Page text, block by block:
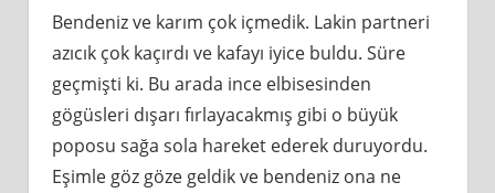
Bendeniz ve karım çok içmedik. Lakin partneri
azıcık çok kaçırdı ve kafayı iyice buldu. Süre
geçmişti ki. Bu arada ince elbisesinden
gögüsleri dışarı fırlayacakmış gibi o büyük
poposu sağa sola hareket ederek duruyordu.
Eşimle göz göze geldik ve bendeniz ona ne